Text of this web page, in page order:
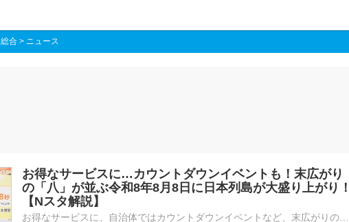
総合 > ニュース
お得なサービスに…カウントダウンイベントも！末広がり
の「八」が並ぶ令和8年8月8日に日本列島が大盛り上がり！
【Nスタ解説】